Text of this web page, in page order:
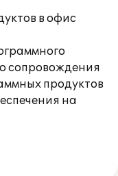
в офис
сопровождения
продуктов
на